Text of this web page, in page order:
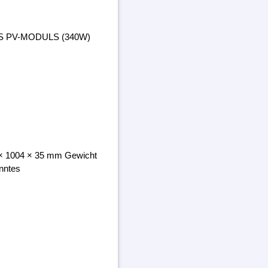
PV-MODULS (340W)
1004 × 35 mm Gewicht